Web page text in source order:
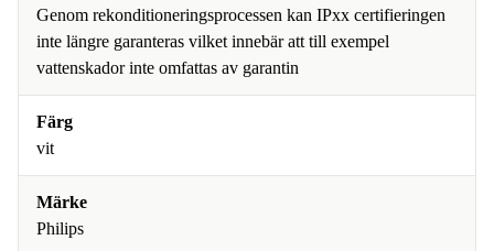
Genom rekonditioneringsprocessen kan IPxx certifieringen
inte längre garanteras vilket innebär att till exempel
vattenskador inte omfattas av garantin
Färg
vit
Märke
Philips